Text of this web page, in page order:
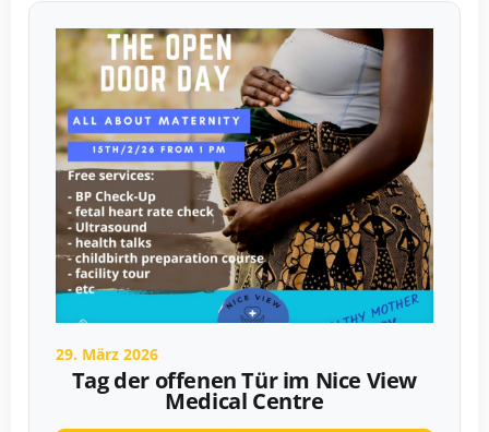
29. März 2026
Tag der offenen Tür im Nice View
Medical Centre